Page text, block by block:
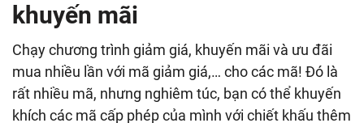
khuyến mãi
Chạy chương trình giảm giá, khuyến mãi và ưu đãi
mua nhiều lần với mã giảm giá,… cho các mã! Đó là
rất nhiều mã, nhưng nghiêm túc, bạn có thể khuyến
khích các mã cấp phép của mình với chiết khấu thêm